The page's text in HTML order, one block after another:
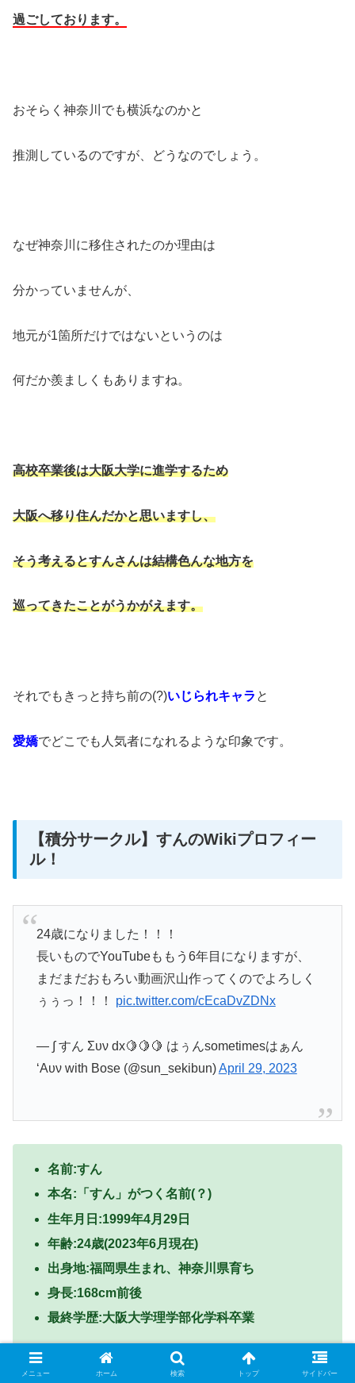
過ごしております。
おそらく神奈川でも横浜なのかと
推測しているのですが、どうなのでしょう。
なぜ神奈川に移住されたのか理由は
分かっていませんが、
地元が1箇所だけではないというのは
何だか羨ましくもありますね。
高校卒業後は大阪大学に進学するため
大阪へ移り住んだかと思いますし、
そう考えるとすんさんは結構色んな地方を
巡ってきたことがうかがえます。
それでもきっと持ち前の(?)いじられキャラ と
愛嬌でどこでも人気者になれるような印象です。
【積分サークル】すんのWikiプロフィー
ル！
24歳になりました！！！
長いものでYouTubeももう6年目になりますが、
まだまだおもろい動画沢山作ってくのでよろしく
ぅぅっ！！！ pic.twitter.com/cEcaDvZDNx
— ∫ すん Συν dx🍋🍋🍋 はぅんsometimesはぁん
‘Aυν with Bose (@sun_sekibun)April 29, 2023
名前:すん
本名:「すん」がつく名前(？)
生年月日:1999年4月29日
年齢:24歳(2023年6月現在)
出身地:福岡県生まれ、神奈川県育ち
身長:168cm前後
最終学歴:大阪大学理学部化学科卒業
メニュー ホーム 検索 トップ サイドバー